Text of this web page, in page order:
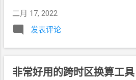
二月 17, 2022
发表评论
非常好用的跨时区换算工具